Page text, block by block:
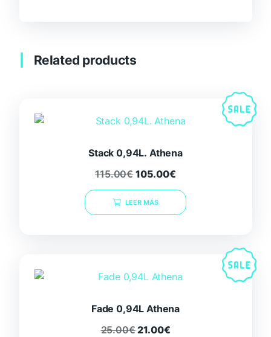
Related products
Stack 0,94L. Athena
115.00€ 105.00€
LEER MÁS
Fade 0,94L Athena
25.00€21.00€